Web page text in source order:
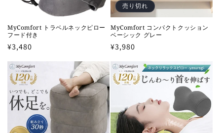
MyComfort トラベルネックピロー
フード付き
通
価
格
¥3,480
売り切れ
MyComfort コンパクトクッション
ベーシック グレー
通
価
格
¥3,980